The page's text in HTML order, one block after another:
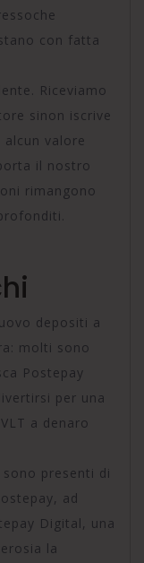
con fatta
Riceviamo
sinon iscrive
valore
il nostro
rimangono
depositi a
molti sono
Postepay
per una
a denaro
presenti di
ad
Digital, una
la